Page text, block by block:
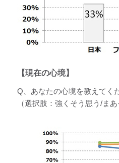
【現在の心境】
Q、あなたの心境を教えてく
（選択肢：強くそう思う/ま